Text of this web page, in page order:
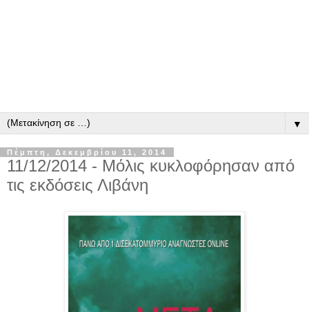
▼
Πέμπτη, Δεκεμβρίου 11, 2014
11/12/2014 - Μόλις κυκλοφόρησαν από
τις εκδόσεις Λιβάνη